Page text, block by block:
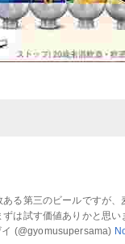
る第三のビールですが
は試す価値ありかと思い
(@gyomusupersama)